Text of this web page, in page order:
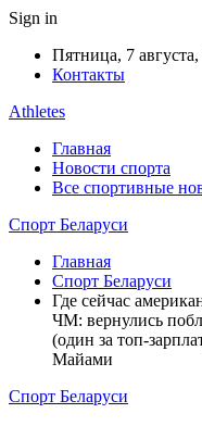
Sign in
Пятница, 7
Контакты
Athletes
Главная
Новости спорта
Все спортивные
Спорт Беларуси
Главная
Спорт Беларуси
Где сейчас
ЧМ: вернулись
(один за топ-
Майами
Спорт Беларуси